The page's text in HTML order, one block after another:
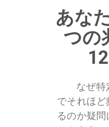
あな
つの
なぜ特
でそれほど
るのか疑